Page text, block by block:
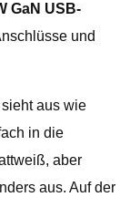
GaN USB-
und
aus wie
in die
aber
aus. Auf der